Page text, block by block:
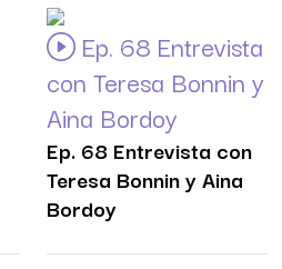
Ep. 68 Entrevista
con Teresa Bonnin y
Aina Bordoy
Ep. 68 Entrevista con
Teresa Bonnin y Aina
Bordoy